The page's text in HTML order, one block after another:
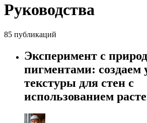
Руководства
85 публикаций
Эксперимент с
пигментами: создаем
текстуры для стен с
использованием